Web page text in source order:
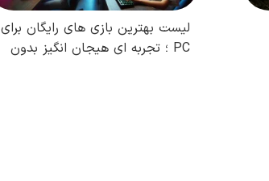
لیست بهترین بازی های رایگان برای
PC ؛ تجربه ای هیجان انگیز بدون